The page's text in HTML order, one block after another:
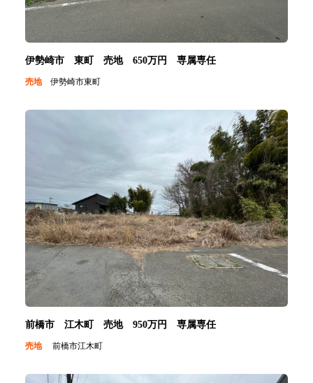
伊勢崎市 東町 売地 650万円 専属専任
売地 伊勢崎市東町
前橋市 江木町 売地 950万円 専属専任
売地 前橋市江木町